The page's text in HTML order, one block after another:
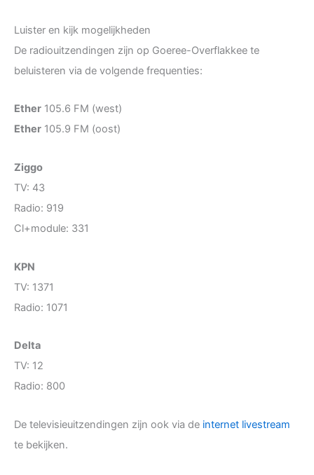
Luister en kijk mogelijkheden
De radiouitzendingen zijn op Goeree-Overflakkee te
beluisteren via de volgende frequenties:
Ether 105.6 FM (west)
Ether 105.9 FM (oost)
Ziggo
TV: 43
Radio: 919
Cl+module: 331
KPN
TV: 1371
Radio: 1071
Delta
TV: 12
Radio: 800
De televisieuitzendingen zijn ook via de internet livestream
te bekijken.